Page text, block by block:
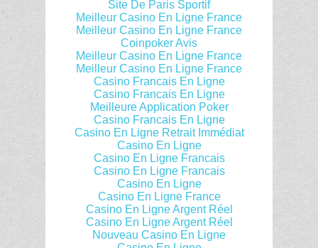
Site De Paris Sportif
Meilleur Casino En Ligne France
Meilleur Casino En Ligne France
Coinpoker Avis
Meilleur Casino En Ligne France
Meilleur Casino En Ligne France
Casino Francais En Ligne
Casino Francais En Ligne
Meilleure Application Poker
Casino Francais En Ligne
Casino En Ligne Retrait Immédiat
Casino En Ligne
Casino En Ligne Francais
Casino En Ligne Francais
Casino En Ligne
Casino En Ligne France
Casino En Ligne Argent Réel
Casino En Ligne Argent Réel
Nouveau Casino En Ligne